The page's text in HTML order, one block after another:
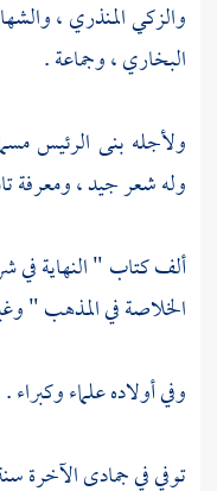
والزكي المنذري،
البخاري، وجماعة .
ولأجله بنى الرئيس
وله شعر جيد ، ومعرفة
ألف كتاب " النهاية في
الخلاصة في المذهب "
وفي أولاده علماء وكبراء .
توفي في جمادى الآخرة